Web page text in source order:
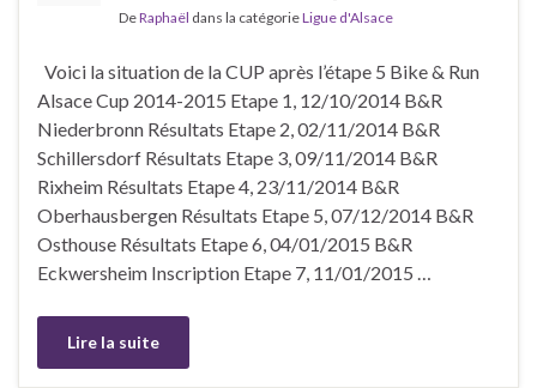
DeRaphaël dans la catégorieLigue d'Alsace
Voici la situation de la CUP après l’étape 5 Bike & Run
Alsace Cup 2014-2015 Etape 1, 12/10/2014 B&R
Niederbronn Résultats Etape 2, 02/11/2014 B&R
Schillersdorf Résultats Etape 3, 09/11/2014 B&R
Rixheim Résultats Etape 4, 23/11/2014 B&R
Oberhausbergen Résultats Etape 5, 07/12/2014 B&R
Osthouse Résultats Etape 6, 04/01/2015 B&R
Eckwersheim Inscription Etape 7, 11/01/2015 …
Lire la suite